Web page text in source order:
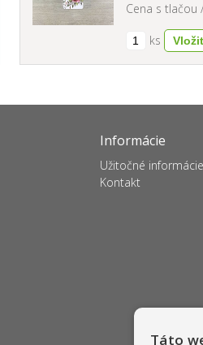
Cena s tlačou
ks
Informácie
Užitočné informácie
Kontakt
Táto